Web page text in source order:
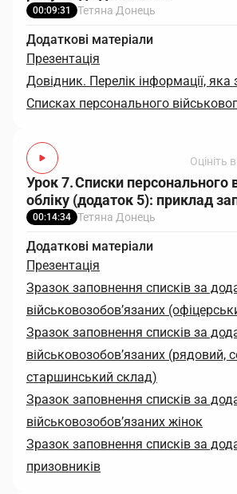
00:09:31 Тетяна Донець
Додаткові матеріали
Презентація
Довідник. Перелік інформації, яка
Списках персонального
Оцініть
Урок 7. Списки персонального
обліку (додаток 5): приклад
00:14:34 Тетяна Донець
Додаткові матеріали
Презентація
Зразок заповнення списків за
військовозобов’язаних
Зразок заповнення списків за
військовозобов’язаних (рядовий,
старшинський склад)
Зразок заповнення списків за
військовозобов’язаних жінок
Зразок заповнення списків за
призовників